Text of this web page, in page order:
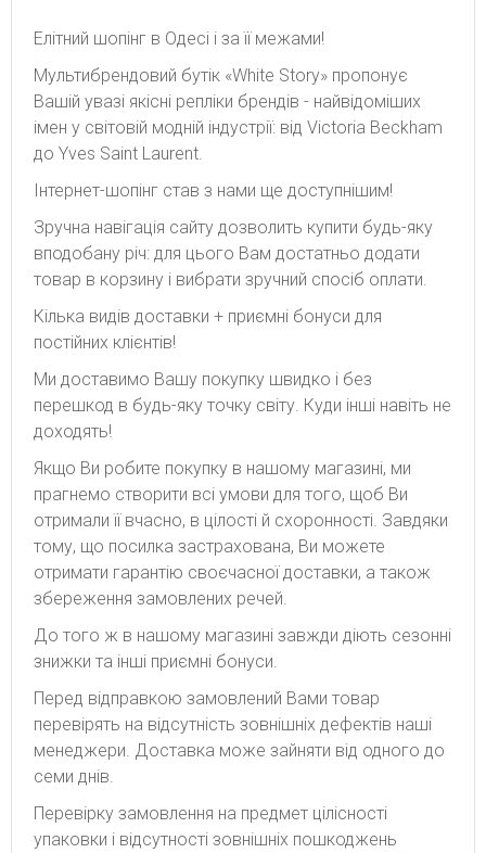
Елітний шопінг в Одесі і за її межами!
Мультибрендовий бутік «White Story» пропонує
Вашій увазі якісні репліки брендів - найвідоміших
імен у світовій модній індустрії: від Victoria Beckham
до Yves Saint Laurent.
Інтернет-шопінг став з нами ще доступнішим!
Зручна навігація сайту дозволить купити будь-яку
вподобану річ: для цього Вам достатньо додати
товар в корзину і вибрати зручний спосіб оплати.
Кілька видів доставки + приємні бонуси для
постійних клієнтів!
Ми доставимо Вашу покупку швидко і без
перешкод в будь-яку точку світу. Куди інші навіть не
доходять!
Якщо Ви робите покупку в нашому магазині, ми
прагнемо створити всі умови для того, щоб Ви
отримали її вчасно, в цілості й схоронності. Завдяки
тому, що посилка застрахована, Ви можете
отримати гарантію своєчасної доставки, а також
збереження замовлених речей.
До того ж в нашому магазині завжди діють сезонні
знижки та інші приємні бонуси.
Перед відправкою замовлений Вами товар
перевірять на відсутність зовнішніх дефектів наші
менеджери. Доставка може зайняти від одного до
семи днів.
Перевірку замовлення на предмет цілісності
упаковки і відсутності зовнішніх пошкоджень